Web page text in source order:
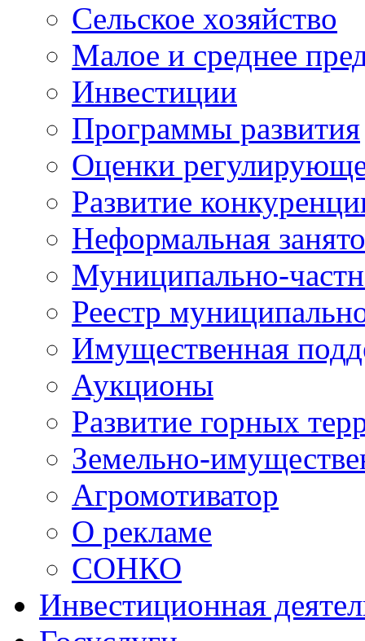
Сельское хозяйство
Малое и среднее
Инвестиции
Программы развития
Оценки
Развитие
Неформальная
Муниципально-
Реестр
Имущественная
Аукционы
Развитие горных
Земельно-
Агромотиватор
О рекламе
СОНКО
Инвестиционная